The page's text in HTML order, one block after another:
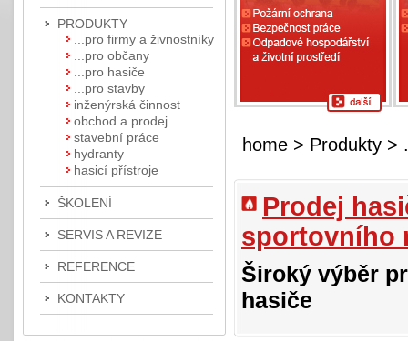
home > Produkty >
Prodej
sportovního
Široký výběr
hasiče
PRODUKTY
...pro firmy a živnostníky
...pro občany
...pro hasiče
...pro stavby
inženýrská činnost
obchod a prodej
stavební práce
hydranty
hasicí přístroje
ŠKOLENÍ
SERVIS A REVIZE
REFERENCE
KONTAKTY